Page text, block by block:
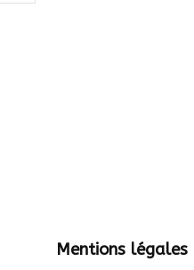
Mentions légales